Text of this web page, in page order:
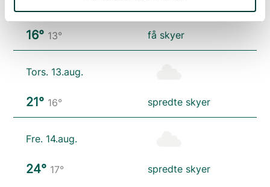
16° 13° få skyer
Tors. 13.aug.
21° 16° spredte skyer
Fre. 14.aug.
24° 17° spredte skyer